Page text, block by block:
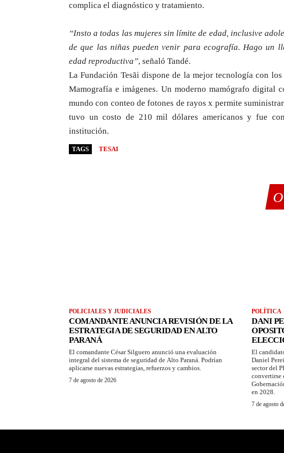
complica el diagnóstico y tratamiento.
“Insto a todas las mujeres sin límite de edad, inclusive
de que las niñas pueden venir para ecografía. Hago un
edad reproductiva”, señaló Tandé.
La Fundación Tesãi dispone de la mejor tecnología con
Mamografía e imágenes. Un moderno mamógrafo digital
mundo con conteo de fotones de rayos x permite
tuvo un costo de 210 mil dólares americanos y fue
institución.
TAGS TESAI
POLICIALES Y JUDICIALES
COMANDANTE ANUNCIA REVISIÓN DE LA
ESTRATEGIA DE SEGURIDAD EN ALTO
PARANÁ
El comandante César Silguero anunció una evaluación
integral del sistema de seguridad de Alto Paraná. Podrían
aplicarse nuevas estrategias, refuerzos y cambios.
7 de agosto de 2026
POLÍTICA
DANI
El
Daniel
sector del
convertirse
en 2028.
7 de agosto